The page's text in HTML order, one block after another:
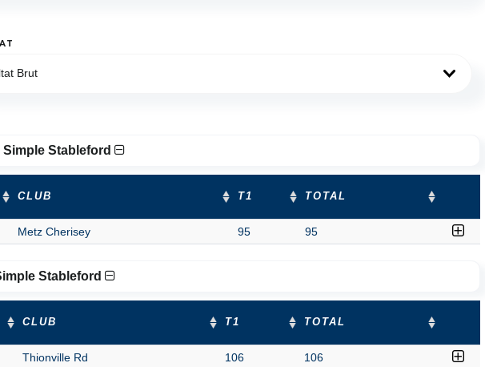
Brut
Stableford
CLUB T1 TOTAL
Metz Cherisey 95 95
Stableford
CLUB T1 TOTAL
Thionville Rd 106 106